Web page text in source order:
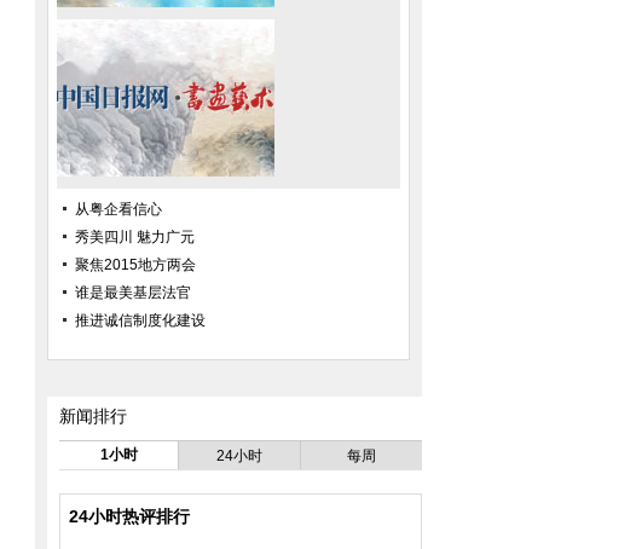
从粤企看信心
秀美四川 魅力广元
聚焦2015地方两会
谁是最美基层法官
推进诚信制度化建设
新闻排行
1小时 24小时 每周
24小时热评排行